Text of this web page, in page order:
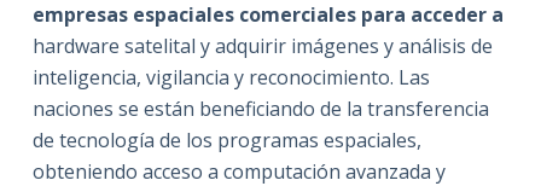
empresas espaciales comerciales para acceder a
hardware satelital y adquirir imágenes y análisis de
inteligencia, vigilancia y reconocimiento. Las
naciones se están beneficiando de la transferencia
de tecnología de los programas espaciales,
obteniendo acceso a computación avanzada y